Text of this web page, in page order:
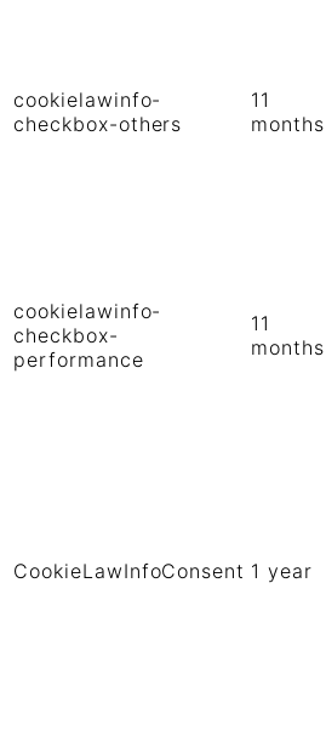
cookielawinfo-
checkbox-others
11
months
cookielawinfo-
checkbox-
performance
11
months
CookieLawInfoConsent 1 year